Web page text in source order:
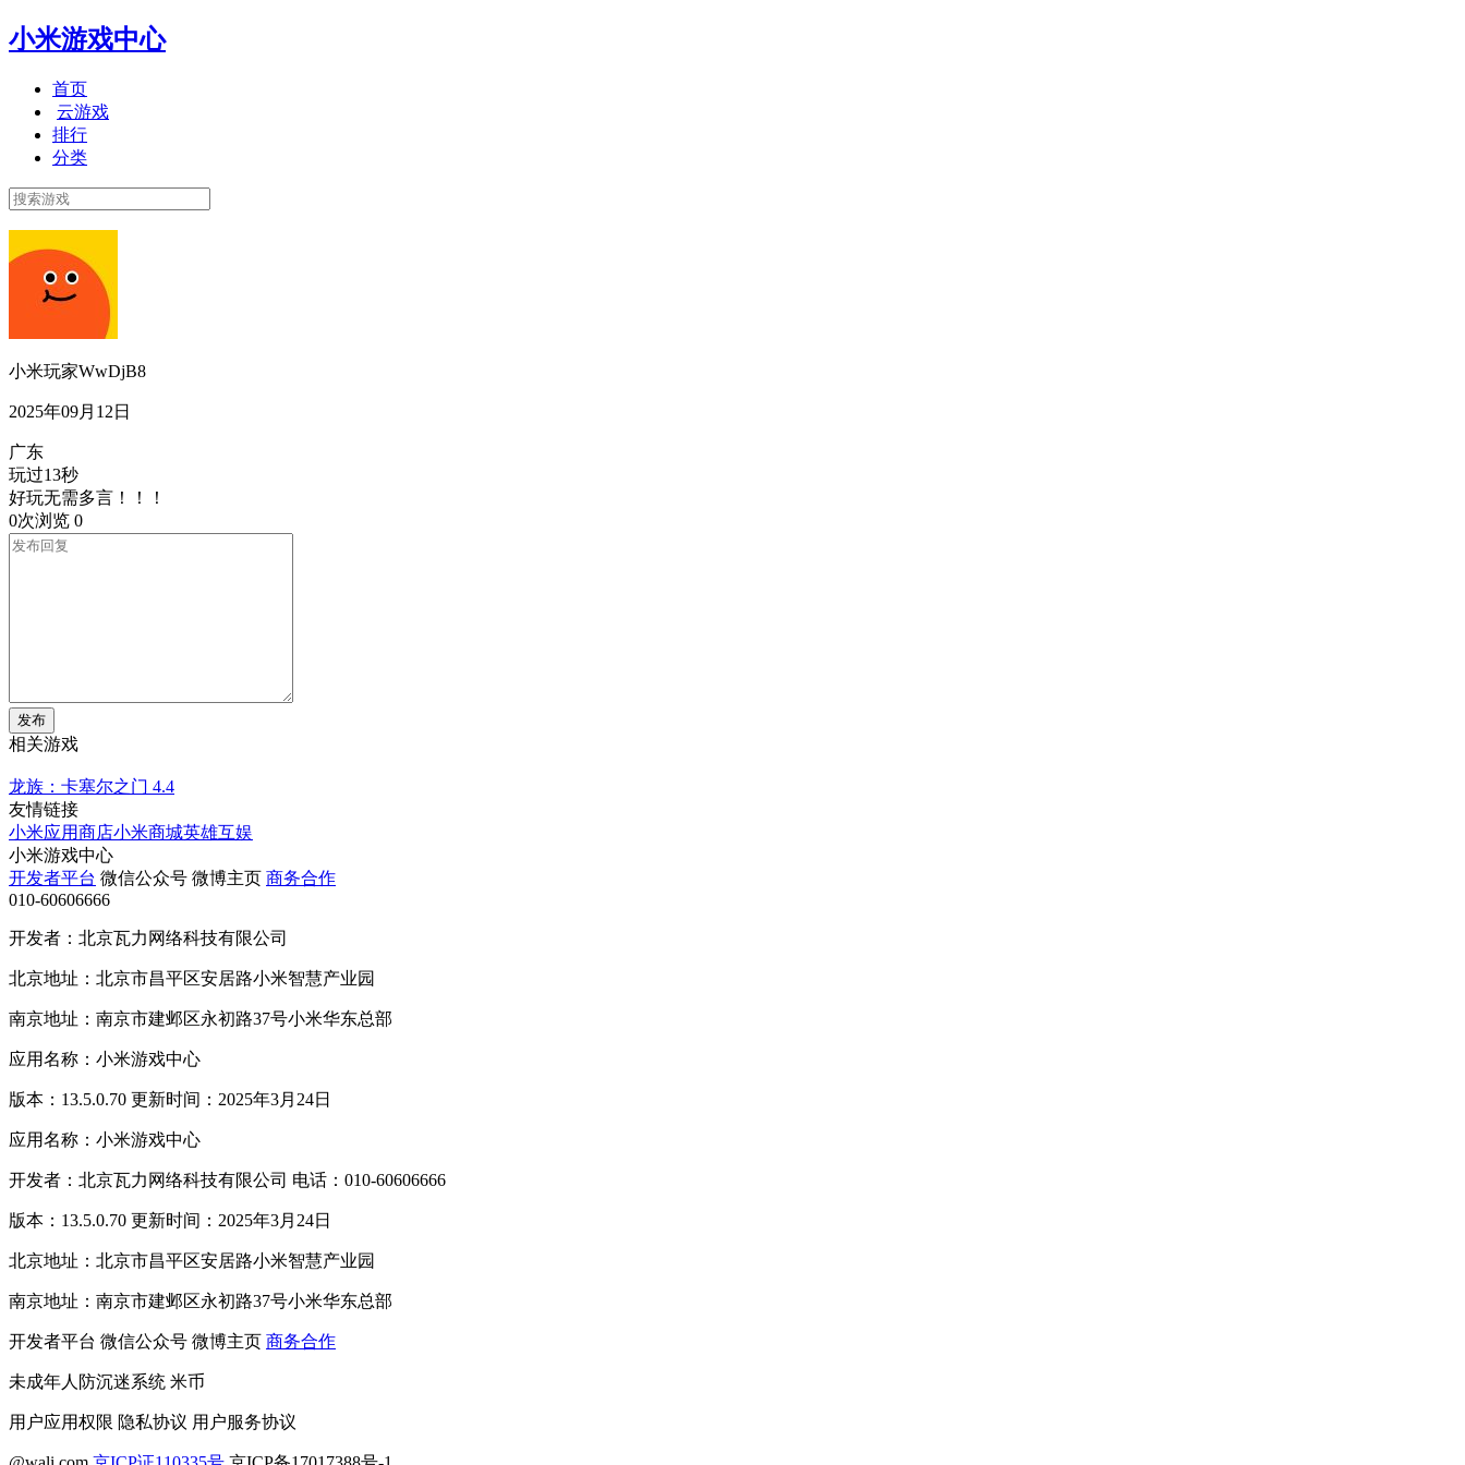
小米游戏中心
首页
云游戏
排行
分类
小米玩家WwDjB8
2025年09月12日
广东
玩过13秒
好玩无需多言！！！
0次浏览 0
发布
相关游戏
龙族：卡塞尔之门 4.4
友情链接
小米应用商店小米商城英雄互娱
小米游戏中心
开发者平台 微信公众号 微博主页 商务合作
010-60606666
开发者：北京瓦力网络科技有限公司
北京地址：北京市昌平区安居路小米智慧产业园
南京地址：南京市建邺区永初路37号小米华东总部
应用名称：小米游戏中心
版本：13.5.0.70 更新时间：2025年3月24日
应用名称：小米游戏中心
开发者：北京瓦力网络科技有限公司 电话：010-60606666
版本：13.5.0.70 更新时间：2025年3月24日
北京地址：北京市昌平区安居路小米智慧产业园
南京地址：南京市建邺区永初路37号小米华东总部
开发者平台 微信公众号 微博主页 商务合作
未成年人防沉迷系统 米币
用户应用权限 隐私协议 用户服务协议